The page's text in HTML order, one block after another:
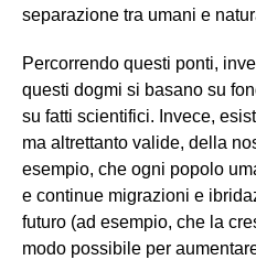
separazione tra umani e
Percorrendo questi ponti,
questi dogmi si basano su
su fatti scientifici. Invece,
ma altrettanto valide, della
esempio, che ogni popolo
e continue migrazioni e
futuro (ad esempio, che la
modo possibile per